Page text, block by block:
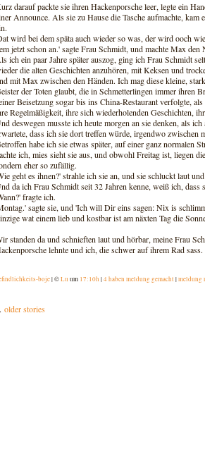
darauf packte sie ihren Hackenporsche leer, legte ein
Announce. Als sie zu Hause die Tasche aufmachte,
wird bei dem späta auch wieder so was, der wird ooch
jetzt schon an.' sagte Frau Schmidt, und machte Max den
ich ein paar Jahre später auszog, ging ich Frau Schmidt
die alten Geschichten anzuhören, mit Keksen und
mit Max zwischen den Händen. Ich mag diese kleine,
der Toten glaubt, die in Schmetterlingen immer ihren
Beisetzung sogar bis ins China-Restaurant verfolgte,
Regelmäßigkeit, ihre sich wiederholenden Geschichten,
deswegen musste ich heute morgen an sie denken, als
dass ich sie dort treffen würde, irgendwo zwischen
habe ich sie etwas später, auf einer ganz normalen
ich, mies sieht sie aus, und obwohl Freitag ist, liegen
eher so zufällig.
geht es ihnen?' strahle ich sie an, und sie schluckt laut
da ich Frau Schmidt seit 32 Jahren kenne, weiß ich, dass
fragte ich.
sagte sie, und 'Ich will Dir eins sagen: Nix is
wat einem lieb und kostbar ist am näxten Tag die
standen da und schnieften laut und hörbar, meine Frau
lehnte und ich, die schwer auf ihrem Rad sass.
boje| ©Lu um 17:10h |4 haben meldung gemacht|meldung
older stories